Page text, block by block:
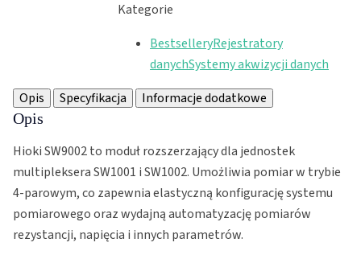
Kategorie
BestselleryRejestratory
danychSystemy akwizycji danych
Opis
Specyfikacja
Informacje dodatkowe
Opis
Hioki SW9002 to moduł rozszerzający dla jednostek
multipleksera SW1001 i SW1002. Umożliwia pomiar w trybie
4-parowym, co zapewnia elastyczną konfigurację systemu
pomiarowego oraz wydajną automatyzację pomiarów
rezystancji, napięcia i innych parametrów.